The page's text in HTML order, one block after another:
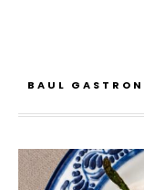
BAUL